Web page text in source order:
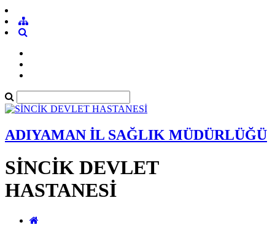
ADIYAMAN İL SAĞLIK MÜDÜRLÜĞÜ
SİNCİK DEVLET
HASTANESİ